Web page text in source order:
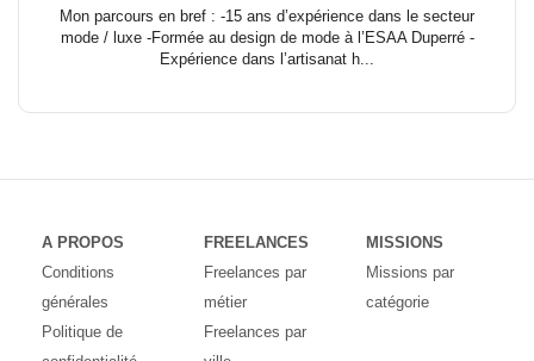
Mon parcours en bref : -15 ans d’expérience dans le secteur
mode / luxe -Formée au design de mode à l’ESAA Duperré -
Expérience dans l’artisanat h...
A PROPOS
Conditions
générales
Politique de
FREELANCES
Freelances par
métier
Freelances par
MISSIONS
Missions par
catégorie